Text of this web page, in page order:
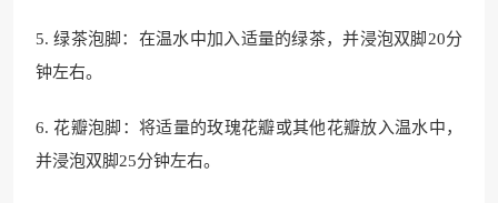
5. 绿茶泡脚：在温水中加入适量的绿茶，并浸泡双脚20分
钟左右。
6. 花瓣泡脚：将适量的玫瑰花瓣或其他花瓣放入温水中，
并浸泡双脚25分钟左右。